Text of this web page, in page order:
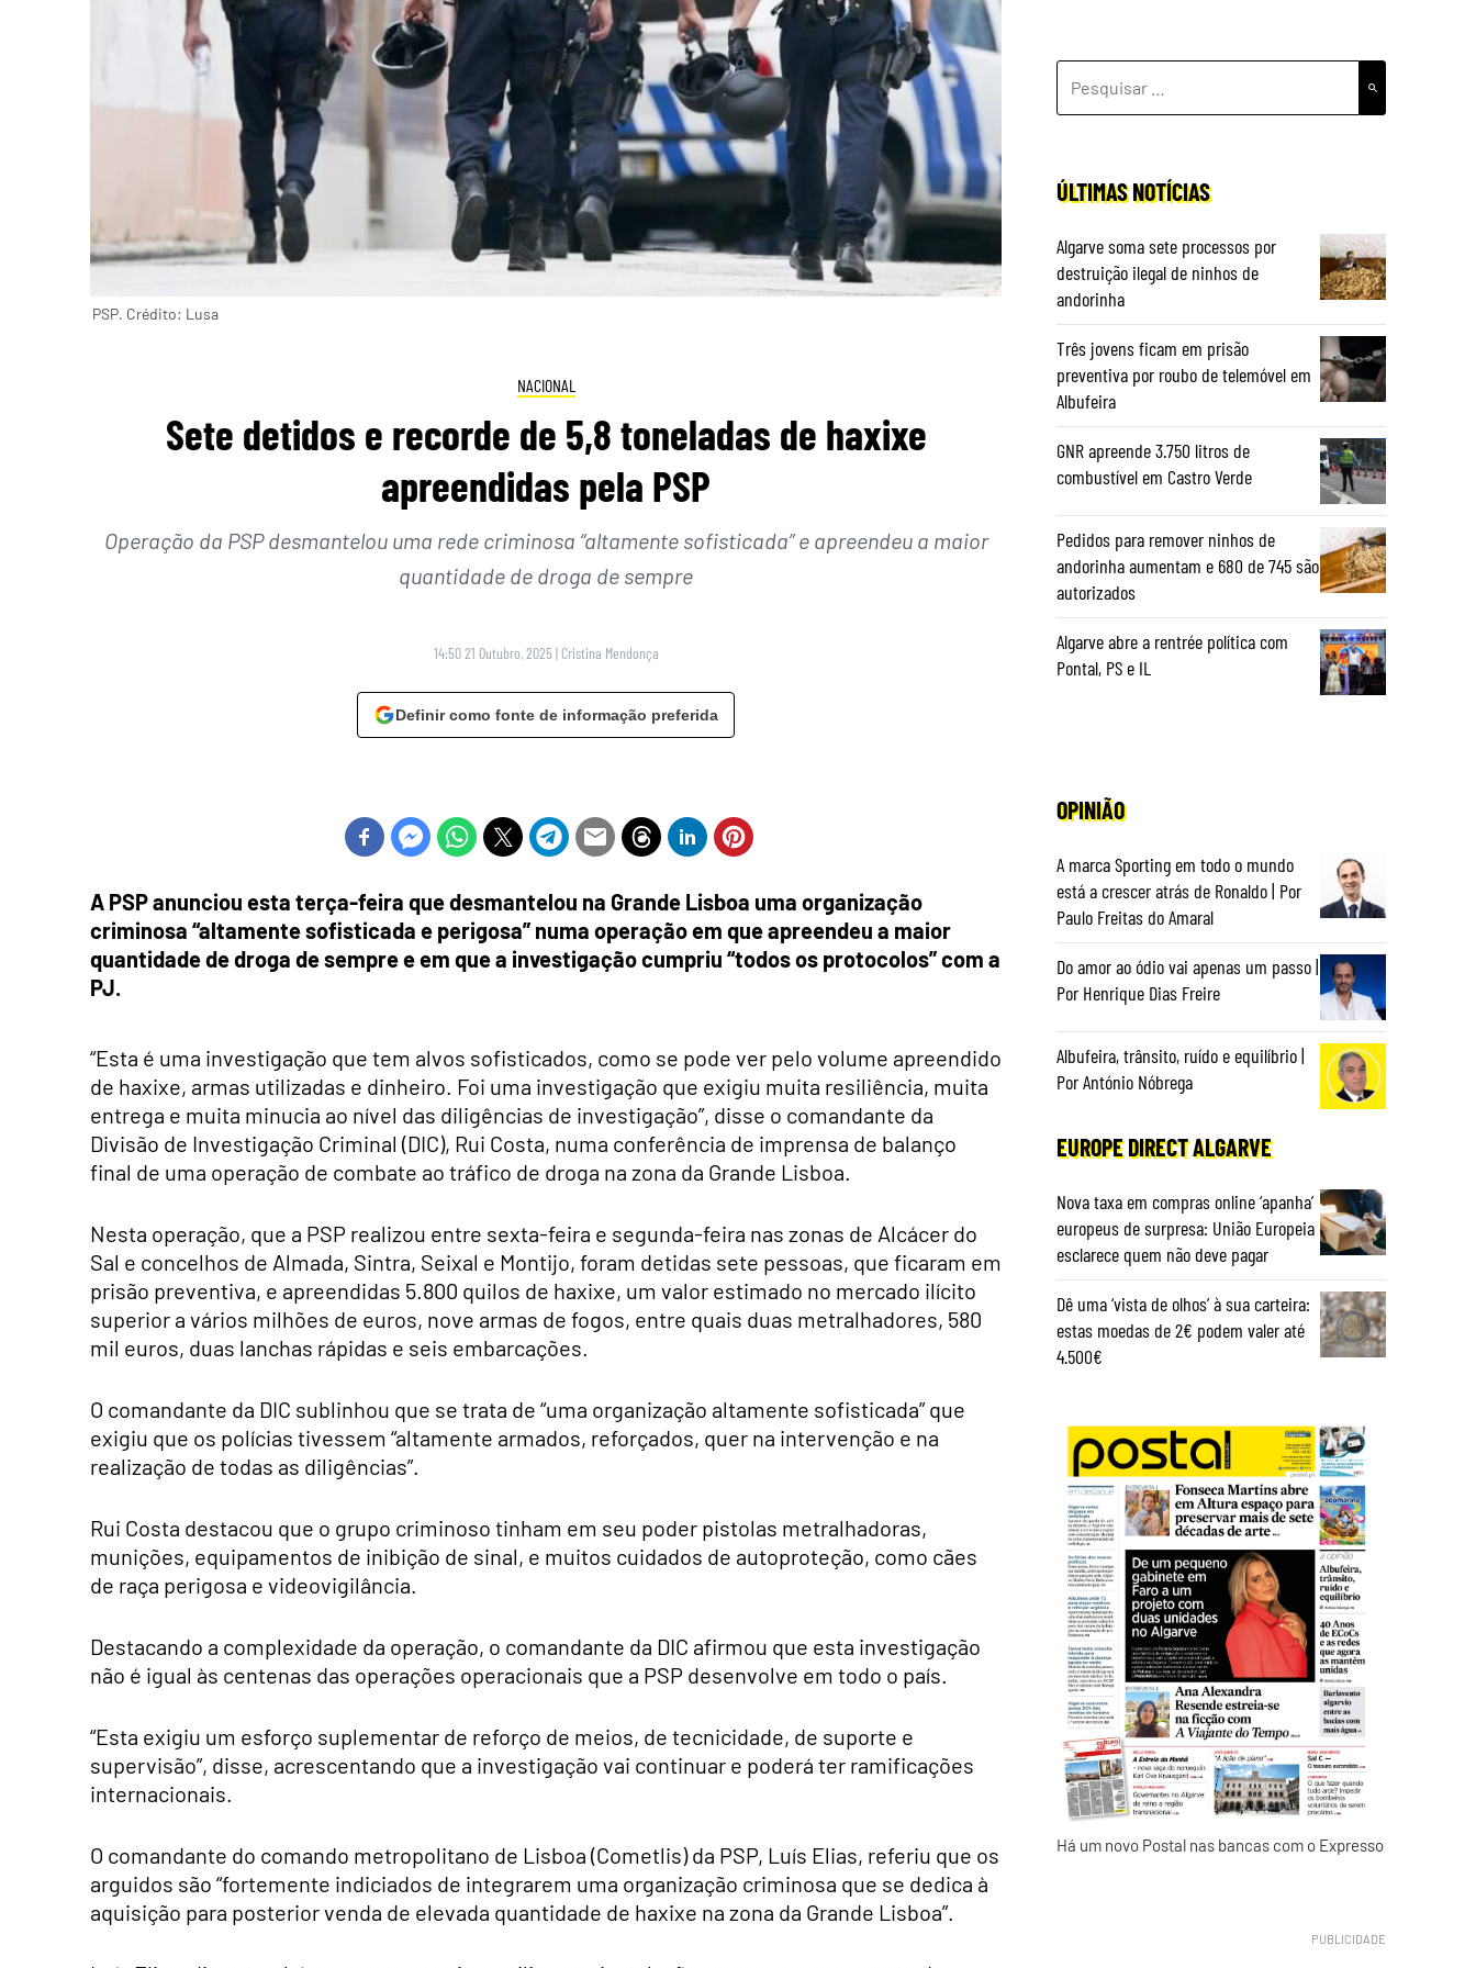
PSP. Crédito: Lusa
NACIONAL
Sete detidos e recorde de 5,8 toneladas de haxixe
apreendidas pela PSP
Operação da PSP desmantelou uma rede criminosa “altamente sofisticada” e apreendeu a maior
quantidade de droga de sempre
14:50 21 Outubro, 2025 | Cristina Mendonça
Definir como fonte de informação preferida
A PSP anunciou esta terça-feira que desmantelou na Grande Lisboa uma organização
criminosa “altamente sofisticada e perigosa” numa operação em que apreendeu a maior
quantidade de droga de sempre e em que a investigação cumpriu “todos os protocolos” com a
PJ.
“Esta é uma investigação que tem alvos sofisticados, como se pode ver pelo volume apreendido
de haxixe, armas utilizadas e dinheiro. Foi uma investigação que exigiu muita resiliência, muita
entrega e muita minucia ao nível das diligências de investigação”, disse o comandante da
Divisão de Investigação Criminal (DIC), Rui Costa, numa conferência de imprensa de balanço
final de uma operação de combate ao tráfico de droga na zona da Grande Lisboa.
Nesta operação, que a PSP realizou entre sexta-feira e segunda-feira nas zonas de Alcácer do
Sal e concelhos de Almada, Sintra, Seixal e Montijo, foram detidas sete pessoas, que ficaram em
prisão preventiva, e apreendidas 5.800 quilos de haxixe, um valor estimado no mercado ilícito
superior a vários milhões de euros, nove armas de fogos, entre quais duas metralhadores, 580
mil euros, duas lanchas rápidas e seis embarcações.
O comandante da DIC sublinhou que se trata de “uma organização altamente sofisticada” que
exigiu que os polícias tivessem “altamente armados, reforçados, quer na intervenção e na
realização de todas as diligências”.
Rui Costa destacou que o grupo criminoso tinham em seu poder pistolas metralhadoras,
munições, equipamentos de inibição de sinal, e muitos cuidados de autoproteção, como cães
de raça perigosa e videovigilância.
Destacando a complexidade da operação, o comandante da DIC afirmou que esta investigação
não é igual às centenas das operações operacionais que a PSP desenvolve em todo o país.
“Esta exigiu um esforço suplementar de reforço de meios, de tecnicidade, de suporte e
supervisão”, disse, acrescentando que a investigação vai continuar e poderá ter ramificações
internacionais.
O comandante do comando metropolitano de Lisboa (Cometlis) da PSP, Luís Elias, referiu que os
arguidos são “fortemente indiciados de integrarem uma organização criminosa que se dedica à
aquisição para posterior venda de elevada quantidade de haxixe na zona da Grande Lisboa”.
POR:
ÚLTIMAS NOTÍCIAS
Algarve soma sete processos por
destruição ilegal de ninhos de
andorinha
Três jovens ficam em prisão
preventiva por roubo de telemóvel em
Albufeira
GNR apreende 3.750 litros de
combustível em Castro Verde
Pedidos para remover ninhos de
andorinha aumentam e 680 de 745 são
autorizados
Algarve abre a rentrée política com
Pontal, PS e IL
OPINIÃO
A marca Sporting em todo o mundo
está a crescer atrás de Ronaldo | Por
Paulo Freitas do Amaral
Do amor ao ódio vai apenas um passo |
Por Henrique Dias Freire
Albufeira, trânsito, ruído e equilíbrio |
Por António Nóbrega
EUROPE DIRECT ALGARVE
Nova taxa em compras online ‘apanha’
europeus de surpresa: União Europeia
esclarece quem não deve pagar
Dê uma ‘vista de olhos’ à sua carteira:
estas moedas de 2€ podem valer até
4.500€
Há um novo Postal nas bancas com o Expresso